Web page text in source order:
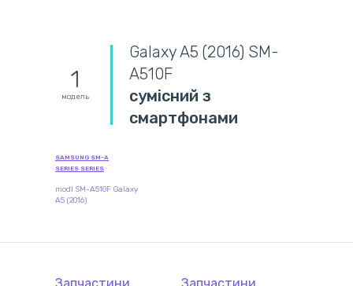
1
модель
Galaxy A5 (2016) SM-
A510F
сумісний з
смартфонами
SAMSUNG SM-A
SERIES SERIES
modl SM-A510F Galaxy
A5 (2016)
Запчастини Запчастини